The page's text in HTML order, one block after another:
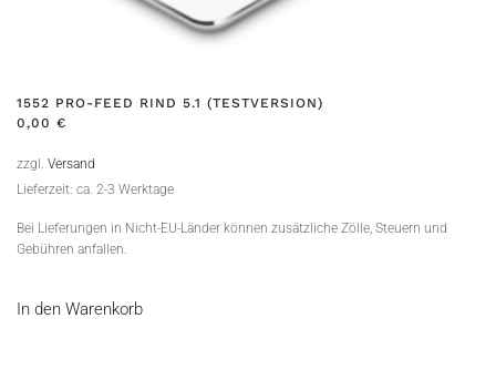
1552 PRO-FEED RIND 5.1 (TESTVERSION)
0,00 €
zzgl. Versand
Lieferzeit: ca. 2-3 Werktage
Bei Lieferungen in Nicht-EU-Länder können zusätzliche Zölle, Steuern und
Gebühren anfallen.
In den Warenkorb